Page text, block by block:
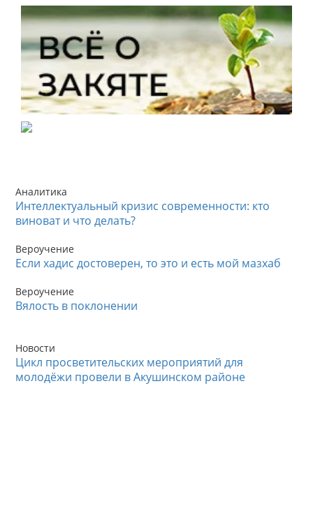
Аналитика
Интеллектуальный кризис современности: кто
виноват и что делать?
Вероучение
Если хадис достоверен, то это и есть мой мазхаб
Вероучение
Вялость в поклонении
Новости
Цикл просветительских мероприятий для
молодёжи провели в Акушинском районе